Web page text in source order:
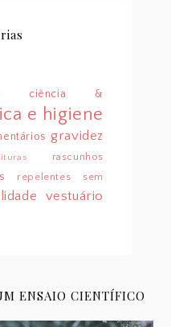
ciência &
e higiene
gravidez
rascunhos
repelentes sem
vestuário
ENSAIO CIENTÍFICO